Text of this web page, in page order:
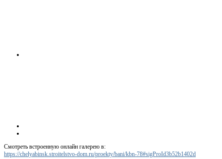
Смотреть встроенную онлайн галерею в:
https://chelyabinsk.stroitelstvo-dom.ru/proekty/bani/kbn-78#sigProId3b52b1402d